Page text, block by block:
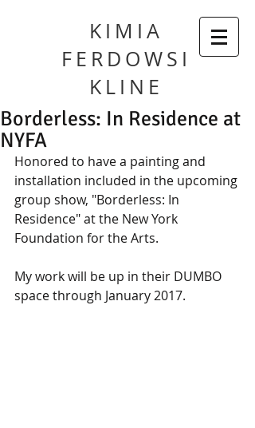
KIMIA
FERDOWSI
KLINE
Borderless: In Residence at
NYFA
Honored to have a painting and
installation included in the upcoming
group show, "Borderless: In
Residence" at the New York
Foundation for the Arts.
My work will be up in their DUMBO
space through January 2017.